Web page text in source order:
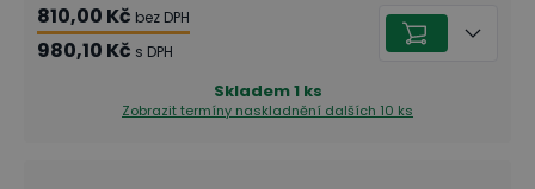
810,00 Kč bez DPH
980,10 Kč s DPH
Skladem1 ks
Zobrazit termíny naskladnění dalších 10 ks